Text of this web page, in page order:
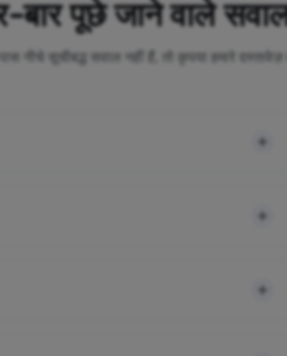
बार पूछे जाने वाले
नीचे सूचीबद्ध सवाल नहीं हैं, तो कृपया हमारे दस्तावेज़